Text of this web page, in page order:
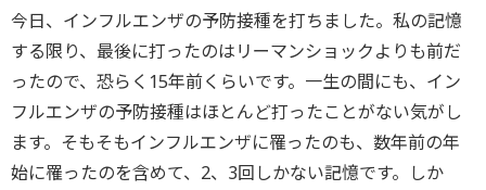
今日、インフルエンザの予防接種を打ちました。私の記憶
する限り、最後に打ったのはリーマンショックよりも前だ
ったので、恐らく15年前くらいです。一生の間にも、イン
フルエンザの予防接種はほとんど打ったことがない気がし
ます。そもそもインフルエンザに罹ったのも、数年前の年
始に罹ったのを含めて、2、3回しかない記憶です。しか